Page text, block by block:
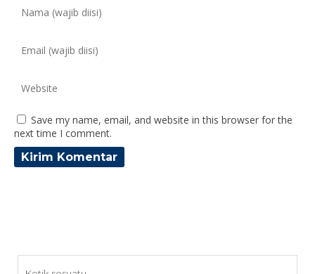
Save my name, email, and website in this browser for the
next time I comment.